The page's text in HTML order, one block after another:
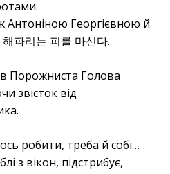
Антоніною Георгієвною й
파리는 피를 마신다.
Порожниста Голова
звісток від
робити, треба й собі…
з вікон, підстрибує,